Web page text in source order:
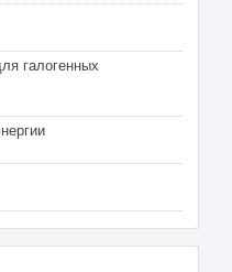
галогенных